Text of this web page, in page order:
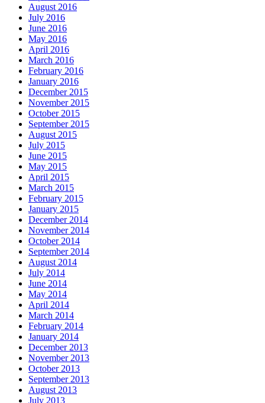
August 2016
July 2016
June 2016
May 2016
April 2016
March 2016
February 2016
January 2016
December 2015
November 2015
October 2015
September 2015
August 2015
July 2015
June 2015
May 2015
April 2015
March 2015
February 2015
January 2015
December 2014
November 2014
October 2014
September 2014
August 2014
July 2014
June 2014
May 2014
April 2014
March 2014
February 2014
January 2014
December 2013
November 2013
October 2013
September 2013
August 2013
July 2013